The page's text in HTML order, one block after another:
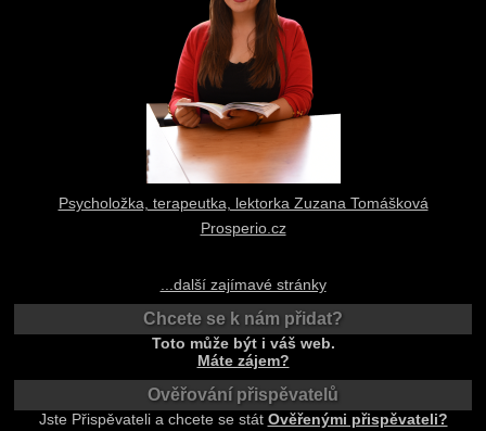
Psycholožka, terapeutka, lektorka Zuzana Tomášková
Prosperio.cz
...další zajímavé stránky
Chcete se k nám přidat?
Toto může být i váš web.
Máte zájem?
Ověřování přispěvatelů
Jste Přispěvateli a chcete se stát Ověřenými přispěvateli?